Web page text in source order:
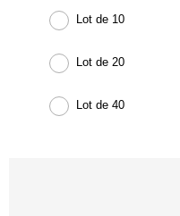
Lot de 10
Lot de 20
Lot de 40